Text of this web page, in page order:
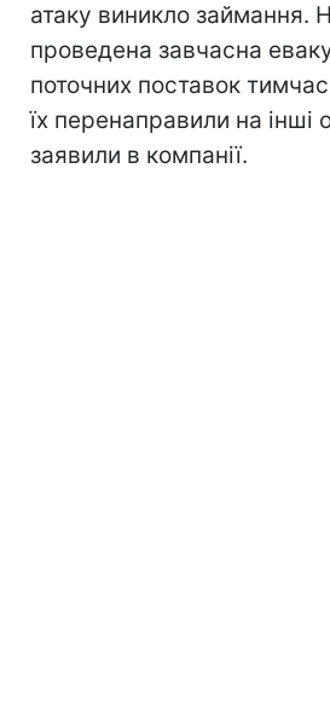
атаку виникло займання.
проведена завчасна
поточних поставок
їх перенаправили на інші
заявили в компанії.